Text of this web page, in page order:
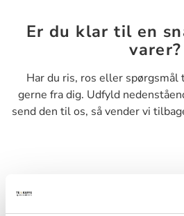
Er du klar til en
varer?
Har du ris, ros eller
gerne fra dig. Udfyld
send den til os, så vender vi
Navn*